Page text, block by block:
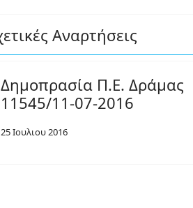
Αναρτήσεις
Δημοπρασία Π.Ε. Δράμας
11545/11-07-2016
25 Ιουλιου 2016